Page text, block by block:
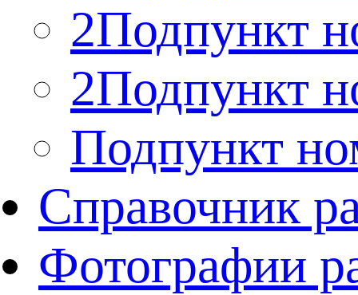
2Подпункт
2Подпункт
Подпункт
Справочник
Фотографии